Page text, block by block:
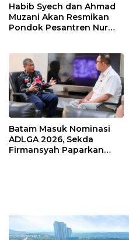
Habib Syech dan Ahmad
Muzani Akan Resmikan
Pondok Pesantren Nur
Batam Masuk Nominasi
ADLGA 2026, Sekda
Firmansyah Paparkan